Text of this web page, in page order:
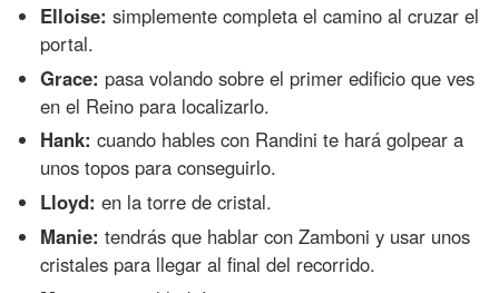
Elloise: simplemente completa el camino al cruzar el
portal.
Grace: pasa volando sobre el primer edificio que ves
en el Reino para localizarlo.
Hank: cuando hables con Randini te hará golpear a
unos topos para conseguirlo.
Lloyd: en la torre de cristal.
Manie: tendrás que hablar con Zamboni y usar unos
cristales para llegar al final del recorrido.